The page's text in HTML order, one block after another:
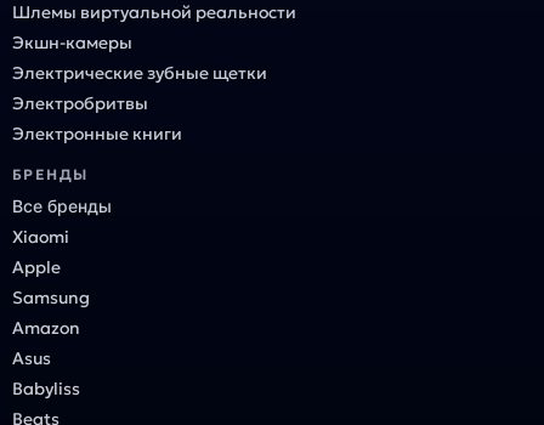
Шлемы виртуальной реальности
Экшн-камеры
Электрические зубные щетки
Электробритвы
Электронные книги
БРЕНДЫ
Все бренды
Xiaomi
Apple
Samsung
Amazon
Asus
Babyliss
Beats